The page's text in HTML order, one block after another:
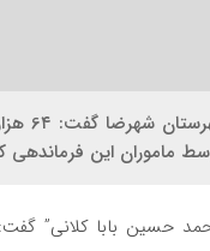
ماموران این
حسین بابا کلانی”